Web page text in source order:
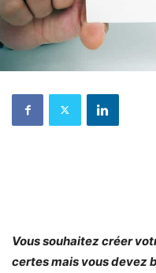
Vous souhaitez créer
certes mais vous devez